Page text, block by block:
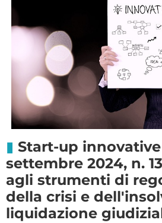
Start-up innovative
settembre 2024, n.
agli strumenti di
della crisi e
liquidazione